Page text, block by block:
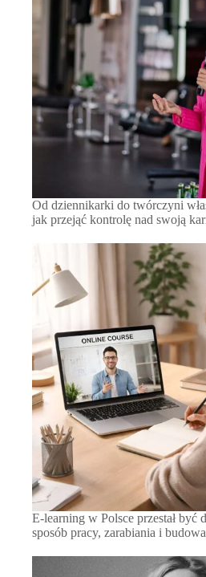
Od dziennikarki do twórczyni
jak przejąć kontrolę nad swoją
E-learning w Polsce przestał być
sposób pracy, zarabiania i